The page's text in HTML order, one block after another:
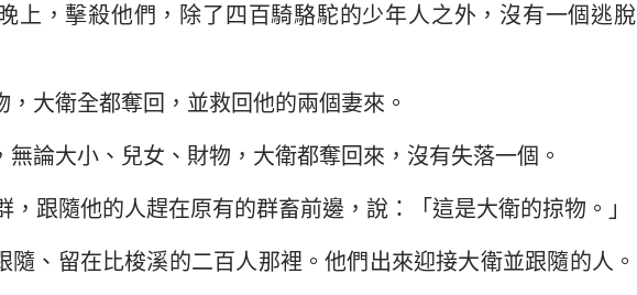
上，擊殺他們，除了四百騎駱駝的少年人之外，沒有一個逃脫
大衛全都奪回，並救回他的兩個妻來。
論大小、兒女、財物，大衛都奪回來，沒有失落一個。
，跟隨他的人趕在原有的群畜前邊，說：「這是大衛的掠物。」
隨、留在比梭溪的二百人那裡。他們出來迎接大衛並跟隨的人。